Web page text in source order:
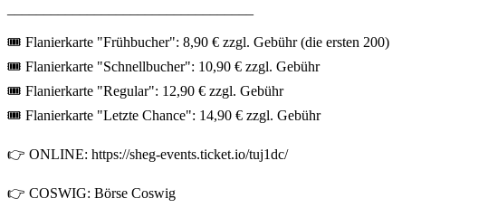
🎟 Flanierkarte "Frühbucher": 8,90 € zzgl. Gebühr (die ersten 200)
🎟 Flanierkarte "Schnellbucher": 10,90 € zzgl. Gebühr
🎟 Flanierkarte "Regular": 12,90 € zzgl. Gebühr
🎟 Flanierkarte "Letzte Chance": 14,90 € zzgl. Gebühr
👉 ONLINE: https://sheg-events.ticket.io/tuj1dc/
👉 COSWIG: Börse Coswig